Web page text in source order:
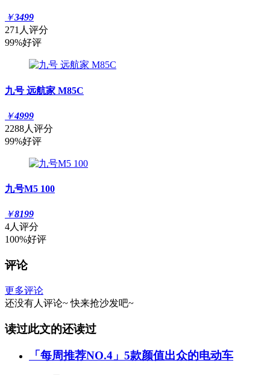
￥3499
271人评分
99%好评
九号 远航家 M85C
￥4999
2288人评分
99%好评
九号M5 100
￥8199
4人评分
100%好评
评论
更多评论
还没有人评论~ 快来抢沙发吧~
读过此文的还读过
「每周推荐NO.4」5款颜值出众的电动车